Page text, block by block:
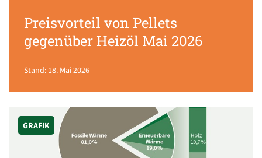
Preisvorteil von Pellets
gegenüber Heizöl Mai 2026
Stand: 18. Mai 2026
GRAFIK